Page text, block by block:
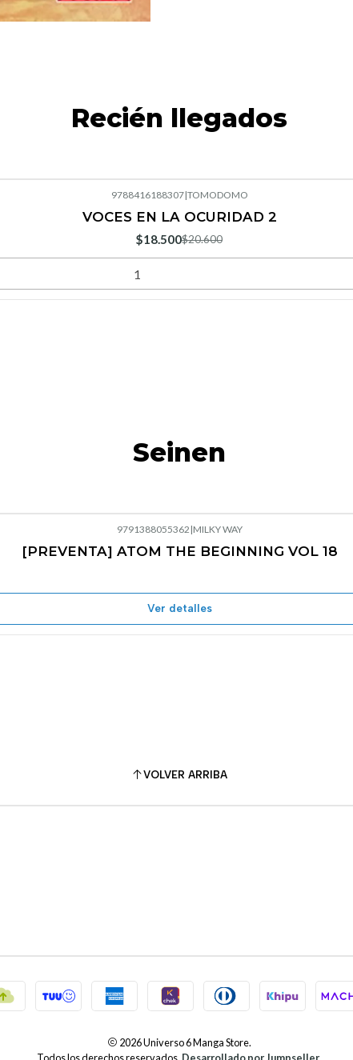
Recién llegados
9788416188307|TOMODOMO
VOCES EN LA OCURIDAD 2
$18.500$20.600
Seinen
9791388055362 |MILKY WAY
[PREVENTA] ATOM THE BEGINNING VOL 18
Ver detalles
VOLVER ARRIBA
2026 Universo 6 Manga Store.
Todos los derechos reservados. Desarrollado por Jumpseller.